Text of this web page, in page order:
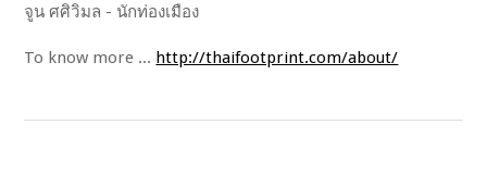
จูน ศศิวิมล - นักท่องเมือง
To know more ... http://thaifootprint.com/about/